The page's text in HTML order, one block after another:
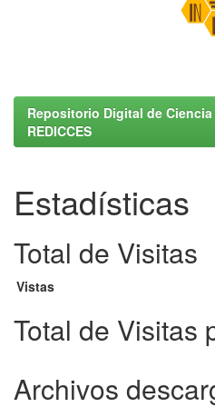
Repositorio Digital de
REDICCES
Estadísticas
Total de Visitas
Vistas
Total de Visitas
Archivos